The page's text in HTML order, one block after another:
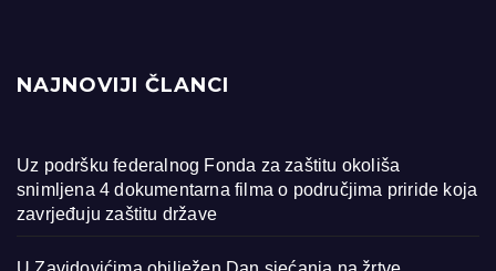
NAJNOVIJI ČLANCI
Uz podršku federalnog Fonda za zaštitu okoliša
snimljena 4 dokumentarna filma o područjima priride koja
zavrjeđuju zaštitu države